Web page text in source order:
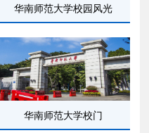
华南师范大学校园风光
华南师范大学校门